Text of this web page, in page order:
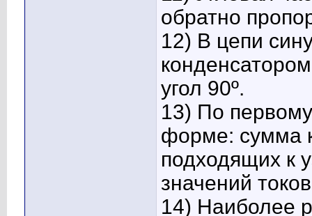
обратно
12) В цепи
угол 90º.
13) По
форме: сумма
подходящих к
значений
14) Наиболее